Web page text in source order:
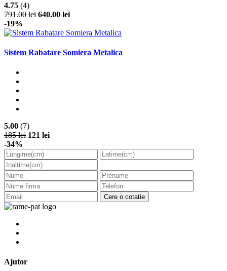
4.75 (4)
791.00 lei 640.00 lei
-19%
Sistem Rabatare Somiera Metalica
5.00 (7)
185 lei 121 lei
-34%
Cere o cotatie
Ajutor